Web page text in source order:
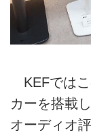
KEFではこ
カーを搭載
オーディオ